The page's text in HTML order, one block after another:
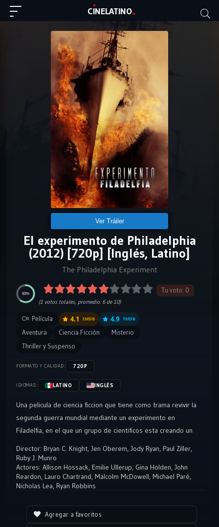
CINELATINO
Ver Tráiler
El experimento de Philadelphia
(2012) [720p] [Inglés, Latino]
The Philadelphia Experiment
60% Tu voto: 0
(1 votos totales, promedio: 6de 10)
Película 4.1 IMDB 4.9 TMDB
Aventura Ciencia Ficción
Misterio
Thriller y Suspenso
FORMATO Y CALIDAD: 720P
IDIOMAS: LATINO INGLÉS
Una pelicula de ciencia ficcion que tiene como trama revivir la
segunda guerra mundial mediante un experimento en
Filadelfia, en el que un grupo de cientificos esta creando un
despues el barco desaparece trayendo muerte y destruccion.
Director: Bryan C. Knight, Jen Oberem, Jody Ryan, Paul Ziller,
Ruby J. Munro
Actores: Allison Hossack, Emilie Ullerup, Gina Holden, John
Reardon, Lauro Chartrand, Malcolm McDowell, Michael Paré,
Nicholas Lea, Ryan Robbins
Agregar a favoritos